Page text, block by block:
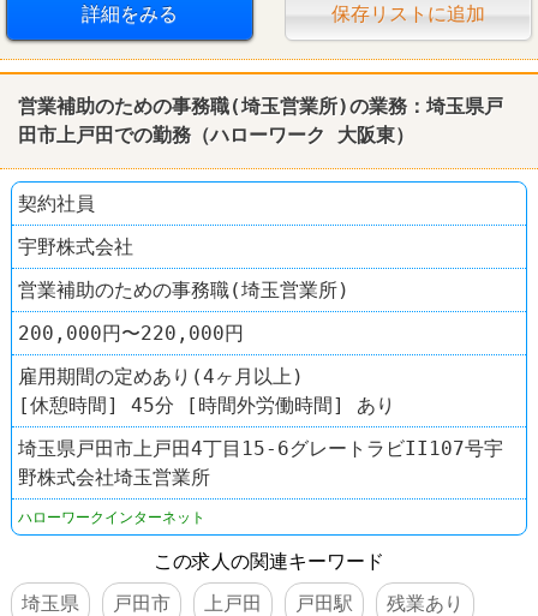
詳細をみる 保存リストに追加
営業補助のための事務職(埼玉営業所)の業務：埼玉県戸
田市上戸田での勤務（ハローワーク 大阪東）
契約社員
宇野株式会社
営業補助のための事務職(埼玉営業所)
200,000円〜220,000円
雇用期間の定めあり(4ヶ月以上)
[休憩時間] 45分 [時間外労働時間] あり
埼玉県戸田市上戸田4丁目15-6グレートラビII107号宇
野株式会社埼玉営業所
ハローワークインターネット
この求人の関連キーワード
埼玉県
戸田市 上戸田 戸田駅 残業あり